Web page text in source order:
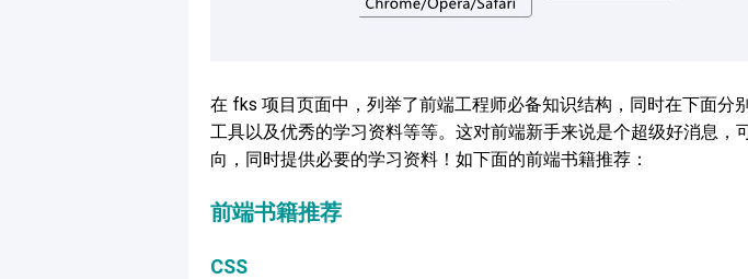
在 fks 项目页面中，列举了前端工程师必备知识结构，同时在下面分
工具以及优秀的学习资料等等。这对前端新手来说是个超级好消息，
向，同时提供必要的学习资料！如下面的前端书籍推荐：
前端书籍推荐
CSS